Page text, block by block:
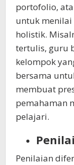
portofolio,
untuk menilai
holistik.
tertulis, guru
kelompok
bersama
membuat
pemahaman
pelajari.
Penilaian